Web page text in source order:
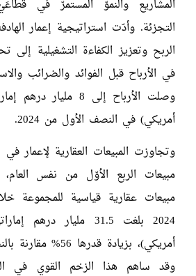
المشاريع والنموّ المستمرّ في
التجزئة. وأدّت استراتيجية إعمار
في الأرباح قبل الفوائد والضرائب
أمريكي) في النصف الأول من 2024.
مبيعات الربع الأوّل من نفس
مبيعات عقارية قياسية للمجموعة
وقد ساهم هذا الزخم القوي في